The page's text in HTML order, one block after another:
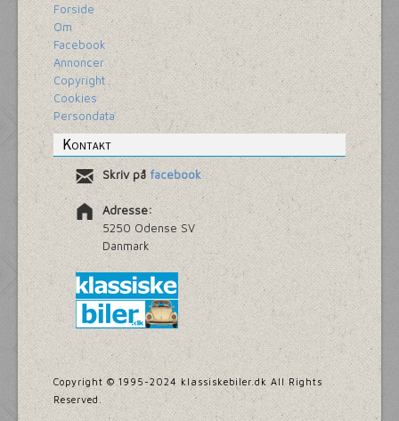
Forside
Om
Facebook
Annoncer
Copyright
Cookies
Persondata
Kontakt
Skriv påfacebook
Adresse:
5250 Odense SV
Danmark
Copyright © 1995-2024 klassiskebiler.dk All Rights
Reserved.